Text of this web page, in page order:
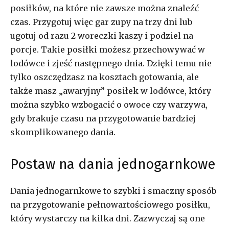
posiłków, na które nie zawsze można znaleźć
czas. Przygotuj więc gar zupy na trzy dni lub
ugotuj od razu 2 woreczki kaszy i podziel na
porcje. Takie posiłki możesz przechowywać w
lodówce i zjeść następnego dnia. Dzięki temu nie
tylko oszczędzasz na kosztach gotowania, ale
także masz „awaryjny” posiłek w lodówce, który
można szybko wzbogacić o owoce czy warzywa,
gdy brakuje czasu na przygotowanie bardziej
skomplikowanego dania.
Postaw na dania jednogarnkowe
Dania jednogarnkowe to szybki i smaczny sposób
na przygotowanie pełnowartościowego posiłku,
który wystarczy na kilka dni. Zazwyczaj są one